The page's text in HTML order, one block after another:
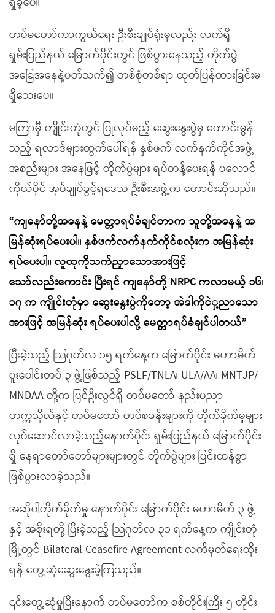
တပ်မတော်ကာကွယ်ရေး ဦးစီးချုပ်ရုံးမှလည်း လက်ရှိ
ရှမ်းပြည်နယ် မြောက်ပိုင်းတွင် ဖြစ်ပွားနေသည့် တိုက်ပွဲ
အခြေအနေနဲ့ပတ်သက်၍ တစ်စုံတစ်ရာ ထုတ်ပြန်ထားခြင်းမ
ရှိသေးပေ။
မကြာမှီ ကျိုင်းတုံတွင် ပြုလုပ်မည့် ဆွေးနွေးပွဲမှ ကောင်းမွန်
သည့် ရလာဒ်များထွက်ပေါ်ရန် နှစ်ဖက် လက်နက်ကိုင်အဖွဲ့
အစည်းများ အနေဖြင့် တိုက်ပွဲများ ရပ်တန့်ပေးရန် ပလောင်
ကိုယ်ပိုင် အုပ်ချုပ်ခွင့်ရဒေသ ဦးစီးအဖွဲ့က တောင်းဆိုသည်။
“ကျနော်တို့အနေနဲ့ မေတ္တာရပ်ခံချင်တာက သူတို့အနေနဲ့ အ
မြန်ဆုံးရပ်ပေးပါ။ နှစ်ဖက်လက်နက်ကိုင်စလုံးက အမြန်ဆုံး
ရပ်ပေးပါ။ လူထုကိုသက်ညှာသောအားဖြင့်
သော်လည်းကောင်း ပြီးရင် ကျနော်တို့ NRPC ကလာမယ့် ၁၆၊
၁၇ က ကျိုင်းတုံမှာ ဆွေးနွေးပွဲကိုတော့ အဲဒါကိုငဲှ့ညာသော
အားဖြင့် အမြန်ဆုံး ရပ်ပေးပါလို့ မေတ္တာရပ်ခံချင်ပါတယ်”
ပြီးခဲ့သည့် သြဂုတ်လ ၁၅ ရက်နေ့က မြောက်ပိုင်း မဟာမိတ်
ပူးပေါင်းတပ် ၃ ဖွဲ့ဖြစ်သည့် PSLF/TNLA၊ ULA/AA၊ MNTJP/
MNDAA တို့က ပြင်ဦးလွင်ရှိ တပ်မတော် နည်းပညာ
တက္ကသိုလ်နှင့် တပ်မတော် တပ်စခန်းများကို တိုက်ခိုက်မှုများ
လုပ်ဆောင်လာခဲ့သည့်နောက်ပိုင်း ရှမ်းပြည်နယ် မြောက်ပိုင်း
ရှိ နေရာတော်တော်များများတွင် တိုက်ပွဲများ ပြင်းထန်စွာ
ဖြစ်ပွားလာခဲ့သည်။
အဆိုပါတိုက်ခိုက်မှု နောက်ပိုင်း မြောက်ပိုင်း မဟာမိတ် ၃ ဖွဲ့
နှင့် အစိုးရတို့ ပြီးခဲ့သည့် သြဂုတ်လ ၃၁ ရက်နေ့က ကျိုင်းတုံ
မြို့တွင် Bilateral Ceasefire Agreement လက်မှတ်ရေးထိုး
ရန် တွေ့ဆုံဆွေးနွေးခဲ့ကြသည်။
၎င်းတွေ့ဆုံမှုပြီးနောက် တပ်မတော်က စစ်တိုင်းကြီး ၅ တိုင်း